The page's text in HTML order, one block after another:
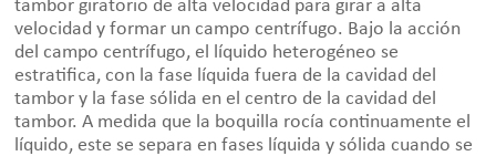
tambor giratorio de alta velocidad para girar a alta
velocidad y formar un campo centrífugo. Bajo la acción
del campo centrífugo, el líquido heterogéneo se
estratifica, con la fase líquida fuera de la cavidad del
tambor y la fase sólida en el centro de la cavidad del
tambor. A medida que la boquilla rocía continuamente el
líquido, este se separa en fases líquida y sólida cuando se